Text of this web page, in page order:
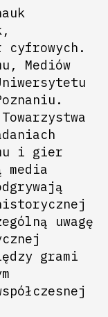
cyfrowych.
Mediów
i gier
uwagę
grami